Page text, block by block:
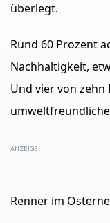
überlegt.
Rund 60 Prozent
Nachhaltigkeit,
Und vier von
Renner im